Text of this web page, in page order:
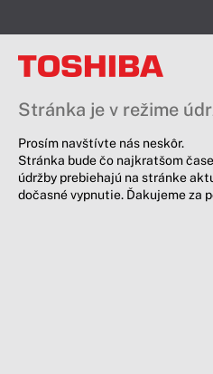
Stránka je v režime
Prosím navštívte nás neskôr.
Stránka bude čo najkratšom
údržby prebiehajú na stránke
dočasné vypnutie. Ďakujeme za